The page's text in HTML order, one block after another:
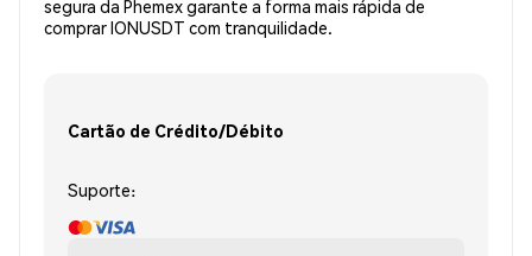
segura da Phemex garante a forma mais rápida de
comprar IONUSDT com tranquilidade.
Cartão de Crédito/Débito
Suporte: